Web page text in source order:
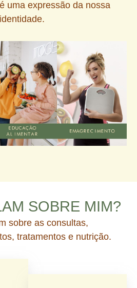
uma expressão da nossa
identidade.
SOBRE MIM?
sobre as consultas,
tratamentos e nutrição.